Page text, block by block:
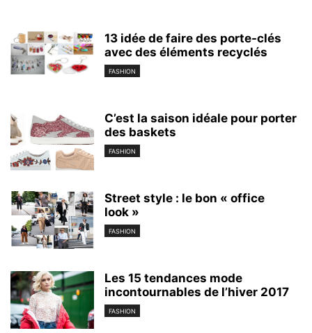
13 idée de faire des porte-clés
avec des éléments recyclés
FASHION
C’est la saison idéale pour porter
des baskets
FASHION
Street style : le bon « office
look »
FASHION
Les 15 tendances mode
incontournables de l’hiver 2017
FASHION